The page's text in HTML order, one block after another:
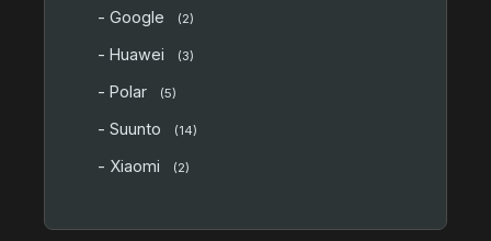
- Google (2)
- Huawei (3)
- Polar (5)
- Suunto (14)
- Xiaomi (2)